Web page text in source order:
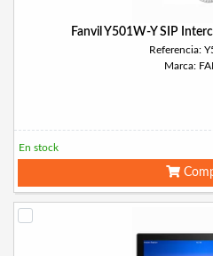
Fanvil Y501W-Y SIP
Referencia:
Marca:
En stock